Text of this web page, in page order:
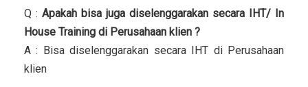
Q : Apakah bisa juga diselenggarakan secara IHT/ In
House Training di Perusahaan klien ?
A : Bisa diselenggarakan secara IHT di Perusahaan
klien